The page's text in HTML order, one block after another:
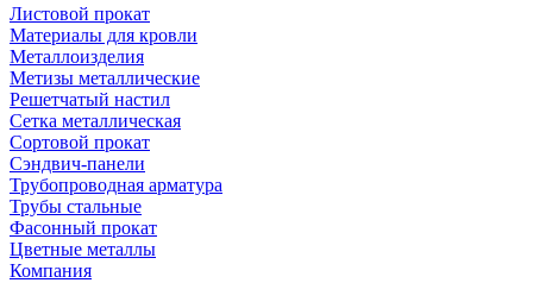
Листовой прокат
Материалы для кровли
Металлоизделия
Метизы металлические
Решетчатый настил
Сетка металлическая
Сортовой прокат
Сэндвич-панели
Трубопроводная арматура
Трубы стальные
Фасонный прокат
Цветные металлы
Компания